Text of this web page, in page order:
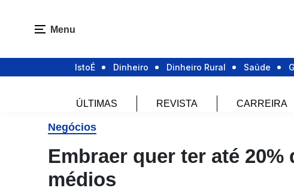
Menu
IstoÉ Dinheiro Dinheiro Rural Saúde
ÚLTIMAS REVISTA CARREIRA
Negócios
Embraer quer ter até
médios